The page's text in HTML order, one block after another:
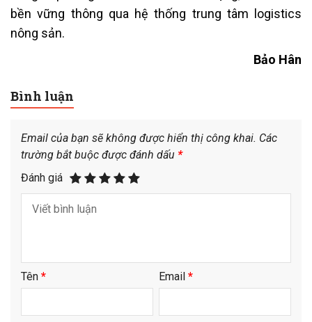
bền vững thông qua hệ thống trung tâm logistics
nông sản.
Bảo Hân
Bình luận
Email của bạn sẽ không được hiển thị công khai. Các
trường bắt buộc được đánh dấu *
Đánh giá
Tên * Email *